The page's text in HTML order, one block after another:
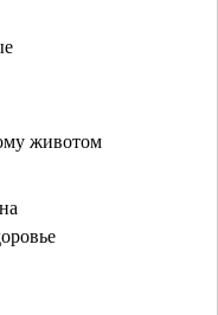
животом